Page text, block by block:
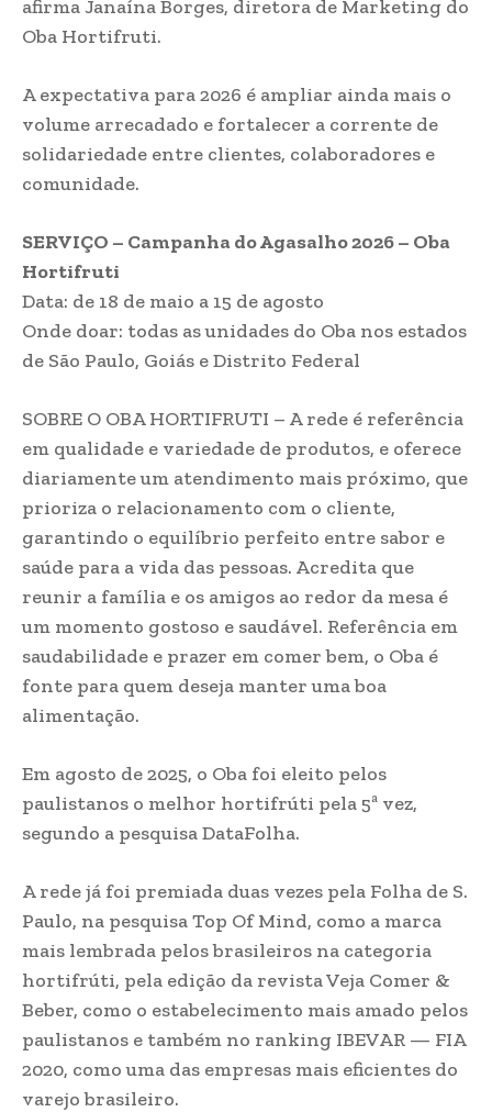
afirma Janaína Borges, diretora de Marketing do
Oba Hortifruti.
A expectativa para 2026 é ampliar ainda mais o
volume arrecadado e fortalecer a corrente de
solidariedade entre clientes, colaboradores e
comunidade.
SERVIÇO – Campanha do Agasalho 2026 – Oba
Hortifruti
Data: de 18 de maio a 15 de agosto
Onde doar: todas as unidades do Oba nos estados
de São Paulo, Goiás e Distrito Federal
SOBRE O OBA HORTIFRUTI – A rede é referência
em qualidade e variedade de produtos, e oferece
diariamente um atendimento mais próximo, que
prioriza o relacionamento com o cliente,
garantindo o equilíbrio perfeito entre sabor e
saúde para a vida das pessoas. Acredita que
reunir a família e os amigos ao redor da mesa é
um momento gostoso e saudável. Referência em
saudabilidade e prazer em comer bem, o Oba é
fonte para quem deseja manter uma boa
alimentação.
Em agosto de 2025, o Oba foi eleito pelos
paulistanos o melhor hortifrúti pela 5ª vez,
segundo a pesquisa DataFolha.
A rede já foi premiada duas vezes pela Folha de S.
Paulo, na pesquisa Top Of Mind, como a marca
mais lembrada pelos brasileiros na categoria
hortifrúti, pela edição da revista Veja Comer &
Beber, como o estabelecimento mais amado pelos
paulistanos e também no ranking IBEVAR — FIA
2020, como uma das empresas mais eficientes do
varejo brasileiro.